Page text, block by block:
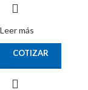
Leer más
COTIZAR